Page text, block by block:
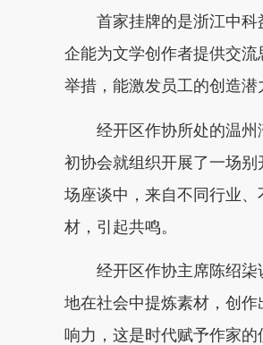
首家挂牌的是浙江中科
企能为文学创作者提供交
举措，能激发员工的创造潜
经开区作协所处的温州
初协会就组织开展了一场
场座谈中，来自不同行业
材，引起共鸣。
经开区作协主席陈绍柒
地在社会中提炼素材，创
响力，这是时代赋予作家的